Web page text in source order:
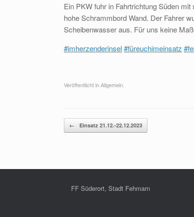
Ein PKW fuhr in Fahrtrichtung Süden
hohe Schrammbord Wand. Der Fahrer
Scheibenwasser aus. Für uns keine
#imherzenderinsel#füreuchimeinsatz
Veröffentlicht in Allgemein.
Beitragsnavigation
← Einsatz 21.12.-22.12.2023
FF Süderort, Stadt Fehmarn